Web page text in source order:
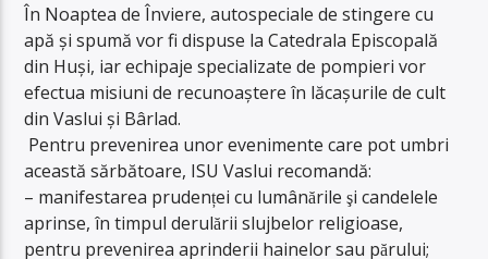
În Noaptea de Înviere, autospeciale de stingere cu
apă și spumă vor fi dispuse la Catedrala Episcopală
din Huși, iar echipaje specializate de pompieri vor
efectua misiuni de recunoaștere în lăcașurile de cult
din Vaslui și Bârlad.
Pentru prevenirea unor evenimente care pot umbri
această sărbătoare, ISU Vaslui recomandă:
– manifestarea prudenței cu lumânările şi candelele
aprinse, în timpul derulării slujbelor religioase,
pentru prevenirea aprinderii hainelor sau părului;